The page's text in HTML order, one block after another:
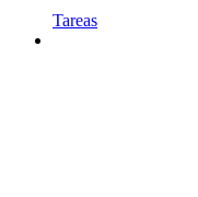
Tareas